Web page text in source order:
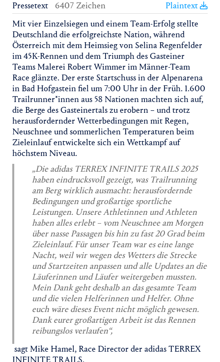
Pressetext 6407 Zeichen
Plaintext
Mit vier Einzelsiegen und einem Team-Erfolg stellte
Deutschland die erfolgreichste Nation, während
Österreich mit dem Heimsieg von Selina Regenfelder
im 45K-Rennen und dem Triumph des Gasteiner
Teams Malerei Robert Wimmer im Männer-Team
Race glänzte. Der erste Startschuss in der Alpenarena
in Bad Hofgastein fiel um 7:00 Uhr in der Früh. 1.600
Trailrunner*innen aus 58 Nationen machten sich auf,
die Berge des Gasteinertals zu erobern – und trotz
herausfordernder Wetterbedingungen mit Regen,
Neuschnee und sommerlichen Temperaturen beim
Zieleinlauf entwickelte sich ein Wettkampf auf
höchstem Niveau.
„Die adidas TERREX INFINITE TRAILS 2025
haben eindrucksvoll gezeigt, was Trailrunning
am Berg wirklich ausmacht: herausfordernde
Bedingungen und großartige sportliche
Leistungen. Unsere Athletinnen und Athleten
haben alles erlebt – vom Neuschnee am Morgen
über nasse Passagen bis hin zu fast 20 Grad beim
Zieleinlauf. Für unser Team war es eine lange
Nacht, weil wir wegen des Wetters die Strecke
und Startzeiten anpassen und alle Updates an die
Läuferinnen und Läufer weitergeben mussten.
Mein Dank geht deshalb an das gesamte Team
und die vielen Helferinnen und Helfer. Ohne
euch wäre dieses Event nicht möglich gewesen.
Dank eurer großartigen Arbeit ist das Rennen
reibungslos verlaufen“,
sagt Mike Hamel, Race Director der adidas TERREX
INFINITE TRAILS.